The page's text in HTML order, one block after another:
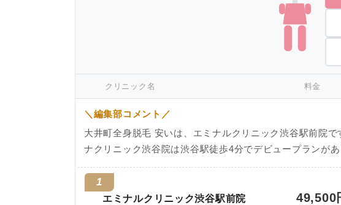
クリニック名 料金
＼編集部コメント／
大井町全身脱毛 安いは、エミナルクリニック渋谷駅前院
ナクリニック渋谷院は渋谷駅徒歩4分でデビュープランが
1
エミナルクリニック渋谷駅前院 49,500